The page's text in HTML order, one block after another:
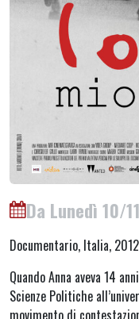
Da Lunedì 10/
Documentario, Italia,
Quando Anna aveva 14
Scienze Politiche
movimento di